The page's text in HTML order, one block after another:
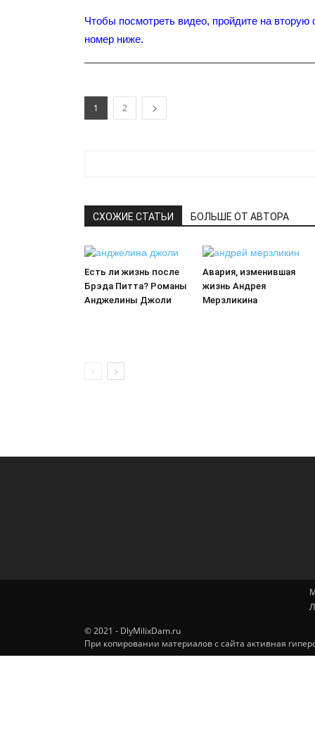
Чтобы посмотреть видео, пройдите на вторую
номер ниже.
1 2
СХОЖИЕ СТАТЬИ БОЛЬШЕ ОТ АВТОРА
Есть ли жизнь после
Брэда Питта? Романы
Анджелины Джоли
Авария, изменившая
жизнь Андрея
Мерзликина
© 2021 - DlyMilixDam.ru
При копировании материалов с сайта активная